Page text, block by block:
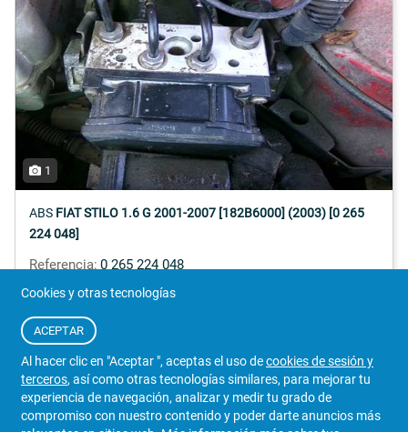
1
ABS FIAT STILO 1.6 G 2001-2007 [182B6000] (2003) [0 265
224 048]
Referencia: 0 265 224 048
Iva Incluido
VENDEDOR
DESGUACE EL PINAR
Cookies y otras tecnologías
ACEPTAR
Al hacer clic en "Aceptar ", aceptas el uso decookies de sesión y
terceros, así como otras tecnologías similares, para mejorar tu
experiencia de navegación, analizar y medir tu grado de
compromiso con nuestro contenido y poder darte anuncios más